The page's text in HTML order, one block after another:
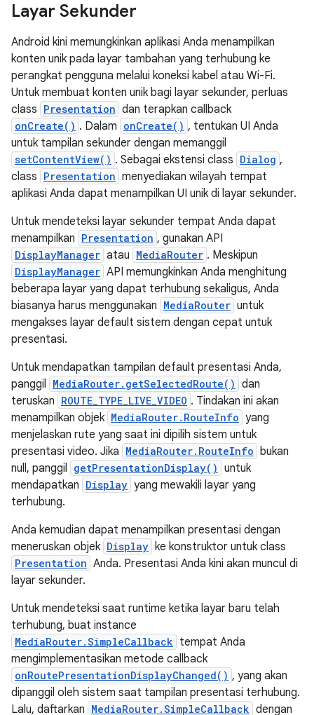
Layar Sekunder
Android kini memungkinkan aplikasi Anda menampilkan
konten unik pada layar tambahan yang terhubung ke
perangkat pengguna melalui koneksi kabel atau Wi-Fi.
Untuk membuat konten unik bagi layar sekunder, perluas
class Presentation dan terapkan callback
onCreate() . Dalam onCreate() , tentukan UI Anda
untuk tampilan sekunder dengan memanggil
setContentView() . Sebagai ekstensi class Dialog ,
class Presentation menyediakan wilayah tempat
aplikasi Anda dapat menampilkan UI unik di layar sekunder.
Untuk mendeteksi layar sekunder tempat Anda dapat
menampilkan Presentation , gunakan API
DisplayManager atau MediaRouter . Meskipun
DisplayManager API memungkinkan Anda menghitung
beberapa layar yang dapat terhubung sekaligus, Anda
biasanya harus menggunakan MediaRouter untuk
mengakses layar default sistem dengan cepat untuk
presentasi.
Untuk mendapatkan tampilan default presentasi Anda,
panggil MediaRouter.getSelectedRoute() dan
teruskan ROUTE_TYPE_LIVE_VIDEO . Tindakan ini akan
menampilkan objek MediaRouter.RouteInfo yang
menjelaskan rute yang saat ini dipilih sistem untuk
presentasi video. Jika MediaRouter.RouteInfo bukan
null, panggil getPresentationDisplay() untuk
mendapatkan Display yang mewakili layar yang
terhubung.
Anda kemudian dapat menampilkan presentasi dengan
meneruskan objek Display ke konstruktor untuk class
Presentation Anda. Presentasi Anda kini akan muncul di
layar sekunder.
Untuk mendeteksi saat runtime ketika layar baru telah
terhubung, buat instance
MediaRouter.SimpleCallback tempat Anda
mengimplementasikan metode callback
onRoutePresentationDisplayChanged() , yang akan
dipanggil oleh sistem saat tampilan presentasi terhubung.
Lalu, daftarkan MediaRouter.SimpleCallback dengan